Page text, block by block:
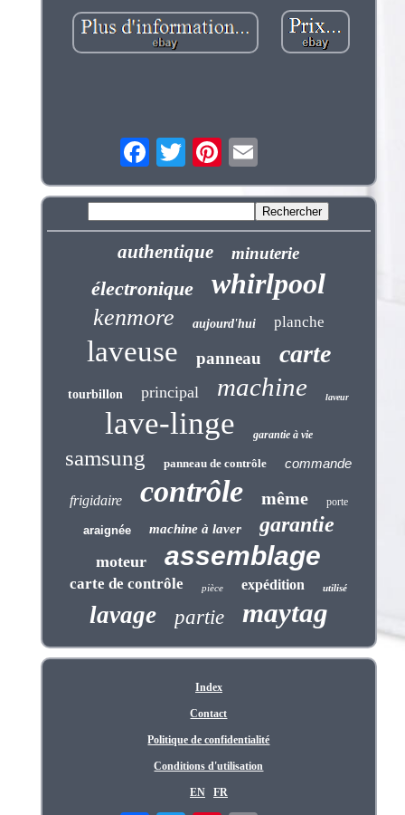
authentique minuterie
électronique whirlpool
kenmore aujourd'hui planche
laveuse panneau carte
tourbillon principal machine laveur
lave-linge garantie à vie
samsung panneau de contrôle commande
frigidaire contrôle même porte
araignée machine à laver garantie
moteur assemblage
carte de contrôle pièce expédition utilisé
lavage partie maytag
Index
Contact
Politique de confidentialité
Conditions d'utilisation
EN FR